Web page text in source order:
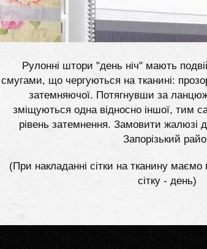
Рулонні штори "день ніч" мають
смугами, що чергуються на тканині:
затемняючої. Потягнувши за
зміщуються одна відносно іншої, тим
рівень затемнення. Замовити жалюзі
Запорізький
(При накладанні сітки на тканину маємо
сітку - день)